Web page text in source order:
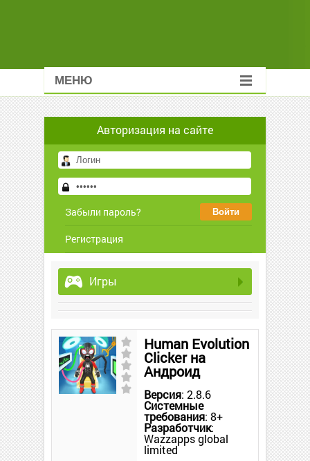
МЕНЮ
Авторизация на сайте
Забыли пароль?
Регистрация
Игры
Human Evolution
Clicker на
Андроид
Версия: 2.8.6
Системные
требования: 8+
Разработчик:
Wazzapps global
limited